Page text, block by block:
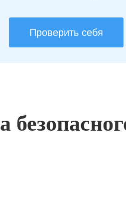
Проверить себя